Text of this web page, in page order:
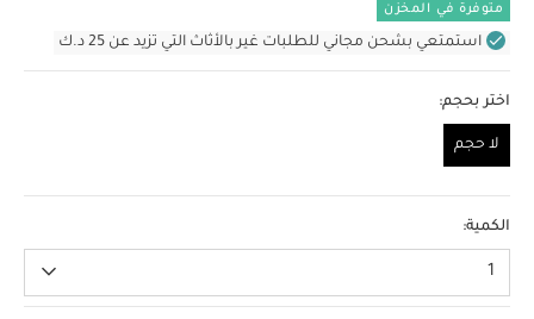
متوفرة في المخزن
استمتعي بشحن مجاني للطلبات غير بالأثاث التي تزيد عن 25 د.ك
اختر بحجم:
لا حجم
الكمية:
1